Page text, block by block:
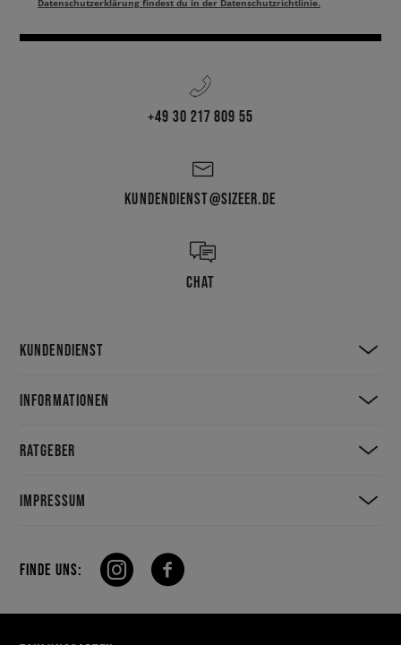
+49 30 217 809 55
KUNDENDIENST@SIZEER.DE
CHAT
KUNDENDIENST
INFORMATIONEN
RATGEBER
IMPRESSUM
FINDE UNS: